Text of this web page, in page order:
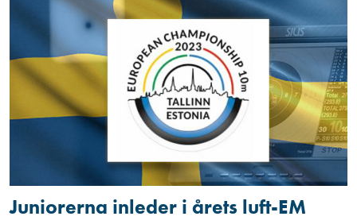
Juniorerna inleder i årets luft-EM